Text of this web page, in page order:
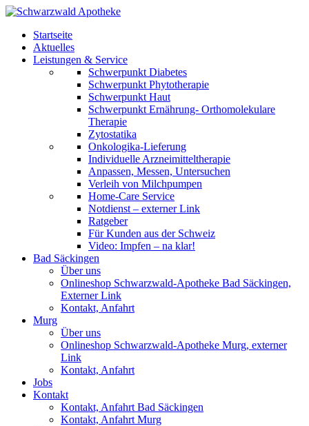
Startseite
Aktuelles
Leistungen & Service
Schwerpunkt Diabetes
Schwerpunkt Phytotherapie
Schwerpunkt Haut
Schwerpunkt Ernährung- Orthomolekulare
Therapie
Zytostatika
Onkologika-Lieferung
Individuelle Arzneimitteltherapie
Anpassen, Messen, Untersuchen
Verleih von Milchpumpen
Home-Care Service
Notdienst – externer Link
Ratgeber
Für Kunden aus der Schweiz
Video: Impfen – na klar!
Bad Säckingen
Über uns
Onlineshop Schwarzwald-Apotheke Bad Säckingen,
Externer Link
Kontakt, Anfahrt
Murg
Über uns
Onlineshop Schwarzwald-Apotheke Murg, externer
Link
Kontakt, Anfahrt
Jobs
Kontakt
Kontakt, Anfahrt Bad Säckingen
Kontakt, Anfahrt Murg